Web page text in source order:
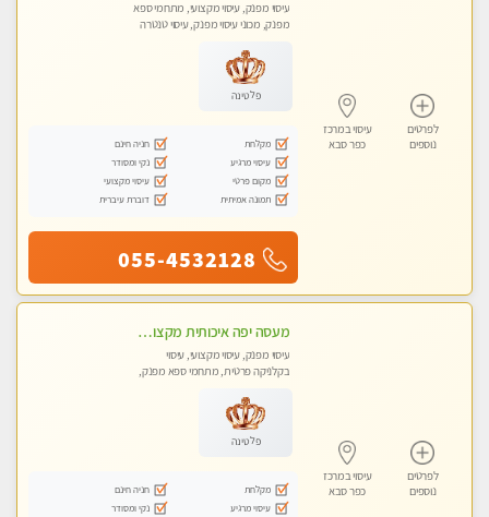
לפרטים
נוספים
עיסוי במרכז
כפר סבא
עיסוי מפנק, עיסוי מקצועי, מתחמי ספא
מפנק, מכוני עיסוי מפנק, עיסוי טנטרה
פלטינה
מקלחת
חניה חינם
עיסוי מרגיע
נקי ומסודר
מקום פרטי
עיסוי מקצועי
תמונה אמיתית
דוברת עיברית
055-4532128
לפרטים
נוספים
עיסוי במרכז
כפר סבא
מעסה יפה איכותית מקצועית ומפנקת מאוד פרטי מומלץ בחום
עיסוי מפנק, עיסוי מקצועי, עיסוי
בקלניקה פרטית, מתחמי ספא מפנק,
פלטינה
מקלחת
חניה חינם
עיסוי מרגיע
נקי ומסודר